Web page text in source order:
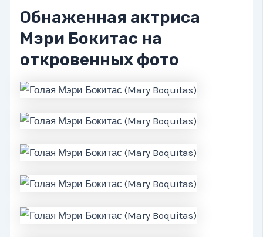
Обнаженная актриса
Мэри Бокитас на
откровенных фото